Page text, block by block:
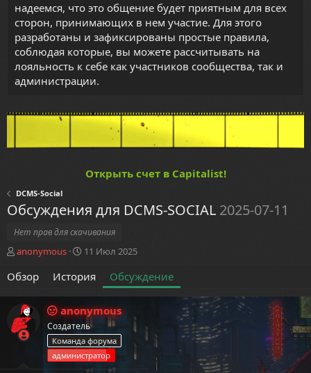
надеемся, что это общение будет приятным для всех
сторон, принимающих в нем участие. Для этого
разработаны и зафиксированы простые правила,
соблюдая которые, вы можете рассчитывать на
лояльность к себе как участников сообщества, так и
администрации.
Открыть счет в Capitalist!
DCMS-Social
Обсуждения для DCMS-SOCIAL 2025-07-11
Нет прав для скачивания
А
т
р
е
м
anonymous
Д
т
н
а
ч
а
л
а
11 Июл 2025
Обзор История Обсуждение
anonymous
Создатель
Команда форума
администратор